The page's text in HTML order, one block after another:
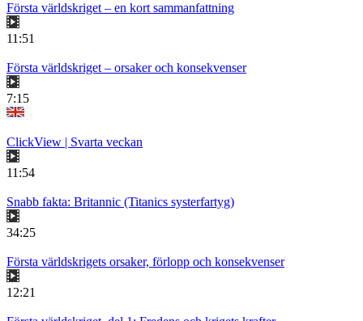
Första världskriget – en kort sammanfattning
11:51
Första världskriget – orsaker och konsekvenser
7:15
ClickView | Svarta veckan
11:54
Snabb fakta: Britannic (Titanics systerfartyg)
34:25
Första världskrigets orsaker, förlopp och konsekvenser
12:21